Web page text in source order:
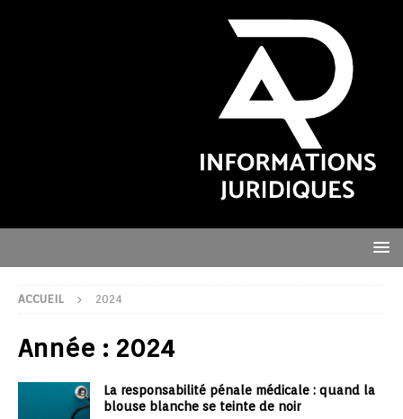
ACCUEIL 2024
Année : 2024
La responsabilité pénale médicale : quand la
blouse blanche se teinte de noir